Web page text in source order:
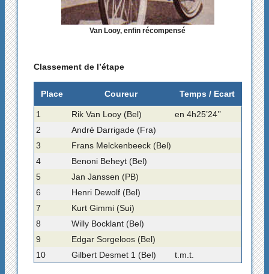
Van Looy, enfin récompensé
Classement de l’étape
Place Coureur Temps / Ecart
1 Rik Van Looy (Bel)
en 4h25’24’’
2
André Darrigade (Fra)
3
Frans Melckenbeeck (Bel)
4
Benoni Beheyt (Bel)
5
Jan Janssen (PB)
6
Henri Dewolf (Bel)
7
Kurt Gimmi (Sui)
8
Willy Bocklant (Bel)
9
Edgar Sorgeloos (Bel)
10
Gilbert Desmet 1 (Bel) t.m.t.